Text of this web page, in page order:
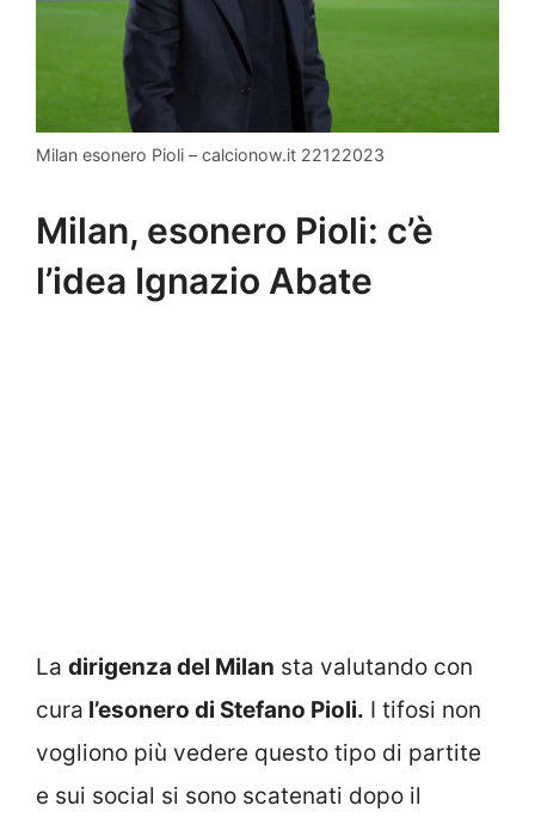
Milan esonero Pioli – calcionow.it 22122023
Milan, esonero Pioli: c’è
l’idea Ignazio Abate
La dirigenza del Milan sta valutando con
cura l’esonero di Stefano Pioli. I tifosi non
vogliono più vedere questo tipo di partite
e sui social si sono scatenati dopo il